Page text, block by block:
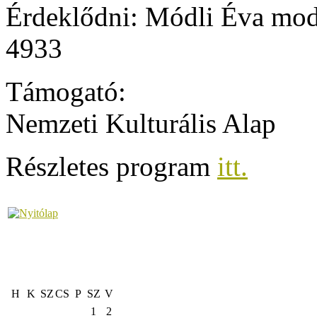
Érdeklődni: Módli Éva
4933
Támogató:
Nemzeti Kulturális Alap
Részletes program itt.
H K SZCS P SZ V
1
2